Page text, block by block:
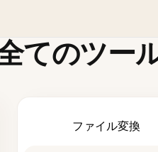
てのツー
ファイル変換